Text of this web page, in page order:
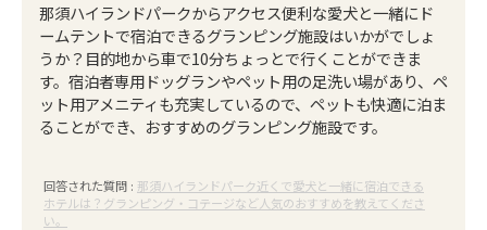
那須ハイランドパークからアクセス便利な愛犬と一緒にド
ームテントで宿泊できるグランピング施設はいかがでしょ
うか？目的地から車で10分ちょっとで行くことができま
す。宿泊者専用ドッグランやペット用の足洗い場があり、ペ
ット用アメニティも充実しているので、ペットも快適に泊ま
ることができ、おすすめのグランピング施設です。
回答された質問 : 那須ハイランドパーク近くで愛犬と一緒に宿泊できる
ホテルは？グランピング・コテージなど人気のおすすめを教えてくださ
い。